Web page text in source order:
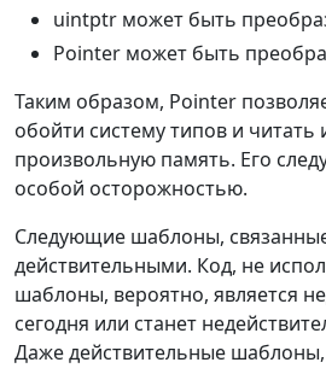
uintptr может быть
Pointer может быть
Таким образом, Pointer
обойти систему типов и читать
произвольную память. Его
особой осторожностью.
Следующие шаблоны,
действительными. Код, не
шаблоны, вероятно, является
сегодня или станет
Даже действительные